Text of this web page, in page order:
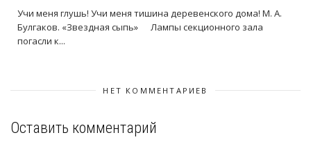
Учи меня глушь! Учи меня тишина деревенского дома! М. А.
Булгаков. «Звездная сыпь» Лампы секционного зала
погасли к...
НЕТ КОММЕНТАРИЕВ
Оставить комментарий